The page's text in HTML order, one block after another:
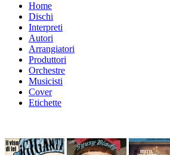
Home
Dischi
Interpreti
Autori
Arrangiatori
Produttori
Orchestre
Musicisti
Cover
Etichette